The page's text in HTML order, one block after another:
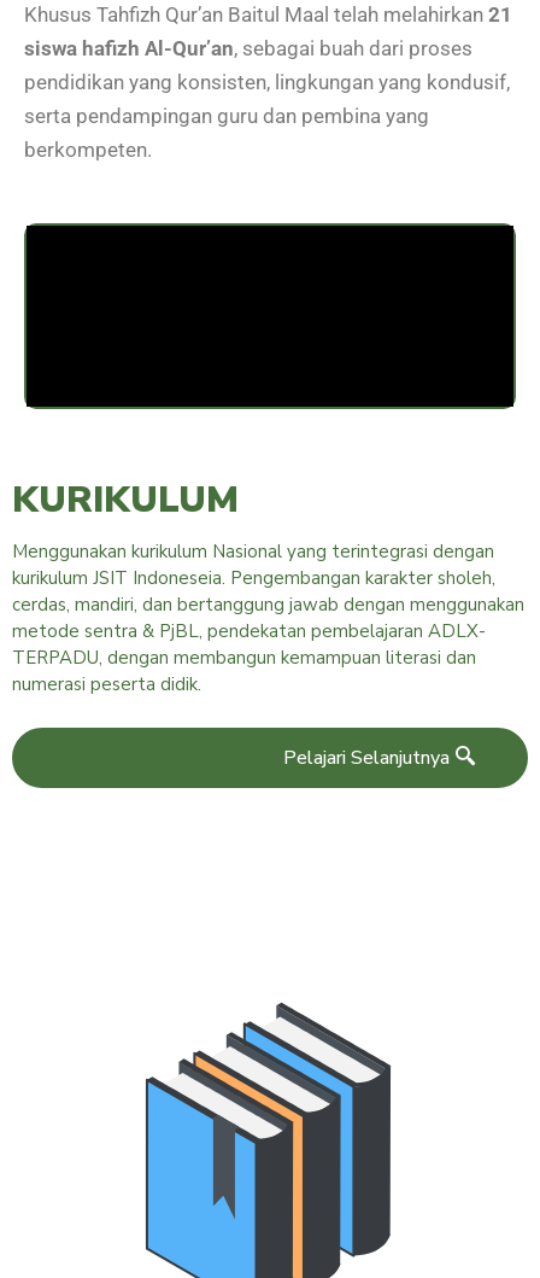
Khusus Tahfizh Qur’an Baitul Maal telah melahirkan 21
siswa hafizh Al-Qur’an, sebagai buah dari proses
pendidikan yang konsisten, lingkungan yang kondusif,
serta pendampingan guru dan pembina yang
berkompeten.
KURIKULUM
Menggunakan kurikulum Nasional yang terintegrasi dengan
kurikulum JSIT Indoneseia. Pengembangan karakter sholeh,
cerdas, mandiri, dan bertanggung jawab dengan menggunakan
metode sentra & PjBL, pendekatan pembelajaran ADLX-
TERPADU, dengan membangun kemampuan literasi dan
numerasi peserta didik.
Pelajari Selanjutnya